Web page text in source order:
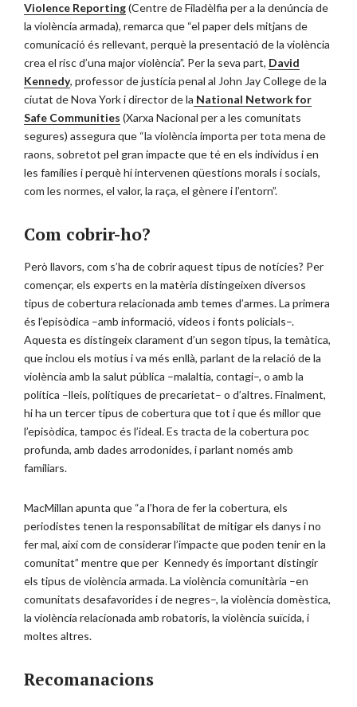
Violence Reporting(Centre de Filadèlfia per a la denúncia de
la violència armada), remarca que “el paper dels mitjans de
comunicació és rellevant, perquè la presentació de la violència
crea el risc d’una major violència”. Per la seva part, David
Kennedy, professor de justícia penal al John Jay College de la
ciutat de Nova York i director de la National Network for
Safe Communities (Xarxa Nacional per a les comunitats
segures) assegura que “la violència importa per tota mena de
raons, sobretot pel gran impacte que té en els individus i en
les famílies i perquè hi intervenen qüestions morals i socials,
com les normes, el valor, la raça, el gènere i l’entorn”.
Com cobrir-ho?
Però llavors, com s’ha de cobrir aquest tipus de notícies? Per
començar, els experts en la matèria distingeixen diversos
tipus de cobertura relacionada amb temes d’armes. La primera
és l’episòdica –amb informació, vídeos i fonts policials–.
Aquesta es distingeix clarament d’un segon tipus, la temàtica,
que inclou els motius i va més enllà, parlant de la relació de la
violència amb la salut pública –malaltia, contagi–, o amb la
política –lleis, polítiques de precarietat– o d’altres. Finalment,
hi ha un tercer tipus de cobertura que tot i que és millor que
l’episòdica, tampoc és l’ideal. Es tracta de la cobertura poc
profunda, amb dades arrodonides, i parlant només amb
familiars.
MacMillan apunta que “a l’hora de fer la cobertura, els
periodistes tenen la responsabilitat de mitigar els danys i no
fer mal, així com de considerar l’impacte que poden tenir en la
comunitat” mentre que per Kennedy és important distingir
els tipus de violència armada. La violència comunitària –en
comunitats desafavorides i de negres–, la violència domèstica,
la violència relacionada amb robatoris, la violència suïcida, i
moltes altres.
Recomanacions